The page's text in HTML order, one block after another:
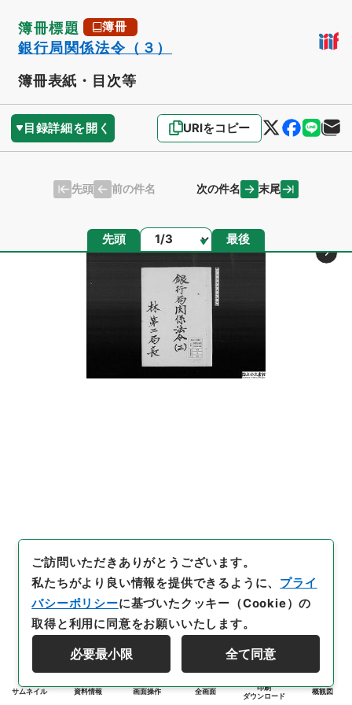
簿冊標題 簿冊
銀行局関係法令（３）
簿冊表紙・目次等
目録詳細を開く URIをコピー
先頭 前の件名 次の件名 末尾
先頭 ページ 最後
サムネイル 資料情報 画面操作 全画面
印刷
ダウンロード
概観図
ご訪問いただきありがとうございます。
私たちがより良い情報を提供できるように、 プライ
バシーポリシーに基づいたクッキー（Cookie）の
取得と利用に同意をお願いいたします。
必要最小限 全て同意